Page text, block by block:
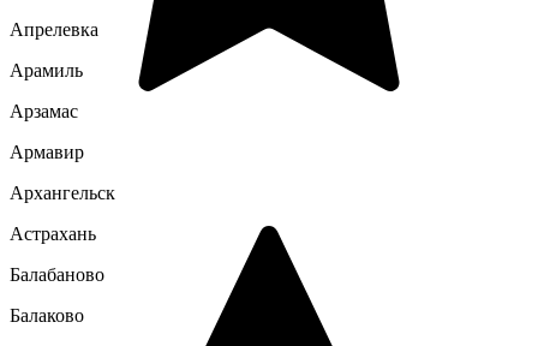
Апрелевка
Арамиль
Арзамас
Армавир
Архангельск
Астрахань
Балабаново
Балаково